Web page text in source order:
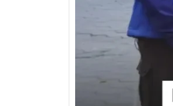
Kontingen